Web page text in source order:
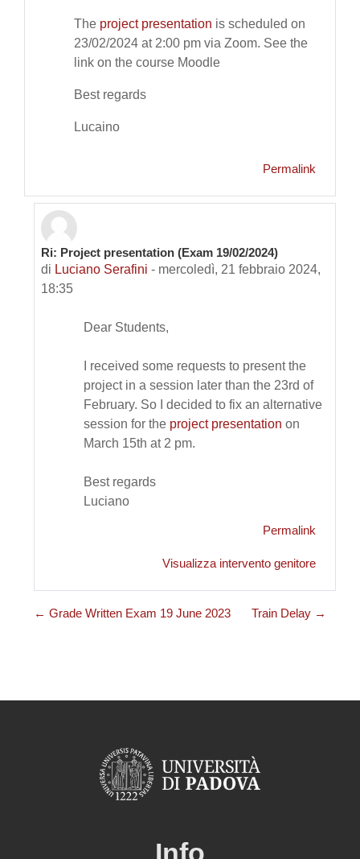
The project presentation is scheduled on
23/02/2024 at 2:00 pm via Zoom. See the
link on the course Moodle
Best regards
Lucaino
Permalink
In riposta a Luciano Serafini
Ri: Project presentation (Exam 19/02/2024)
di Luciano Serafini - mercoledì, 21 febbraio 2024,
18:35
Dear Students,
I received some requests to present the
project in a session later than the 23rd of
February. So I decided to fix an alternative
session for the project presentation on
March 15th at 2 pm.
Best regards
Luciano
Permalink
Visualizza intervento genitore
← Grade Written Exam 19 June 2023 Train Delay →
Info